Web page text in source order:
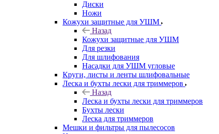
Диски
Ножи
Кожухи защитные для УШМ
Назад
Кожухи защитные для УШМ
Для резки
Для шлифования
Насадки для УШМ угловые
Круги, листы и ленты шлифовальные
Леска и бухты лески для триммеров
Назад
Леска и бухты лески для триммеров
Бухты лески
Леска для триммеров
Мешки и фильтры для пылесосов